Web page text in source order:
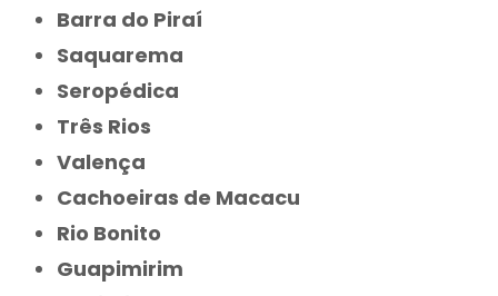
Barra do Piraí
Saquarema
Seropédica
Três Rios
Valença
Cachoeiras de Macacu
Rio Bonito
Guapimirim